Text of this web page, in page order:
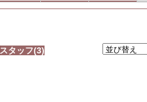
スタッフ(3)